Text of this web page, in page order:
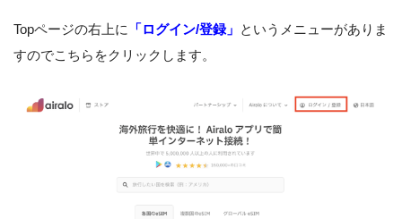
Topページの右上に 「ログイン/登録」 というメニューがありま
すのでこちらをクリックします。